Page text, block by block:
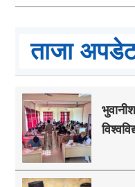
ताजा